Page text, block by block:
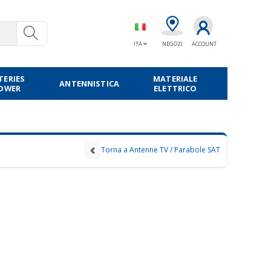
ITA NEGOZI ACCOUNT
ANTENNISTICA
MATERIALE
ELETTRICO
Torna a Antenne TV / Parabole SAT